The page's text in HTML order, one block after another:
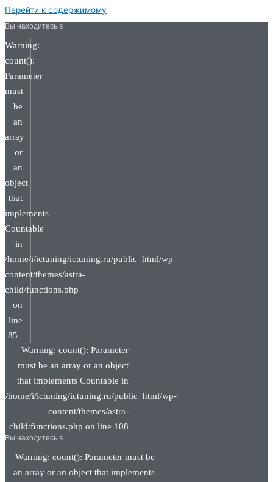
Перейти к содержимому
Вы находитесь в
Warning:
count():
Parameter
must
be
an
array
or
an
object
that
implements
Countable
in
/home/i/ictuning/ictuning.ru/public_html/wp-
content/themes/astra-
child/functions.php
on
line
85
Warning: count(): Parameter
must be an array or an object
that implements Countable in
/home/i/ictuning/ictuning.ru/public_html/wp-
content/themes/astra-
child/functions.php on line 108
Вы находитесь в
Warning: count(): Parameter must be
an array or an object that implements